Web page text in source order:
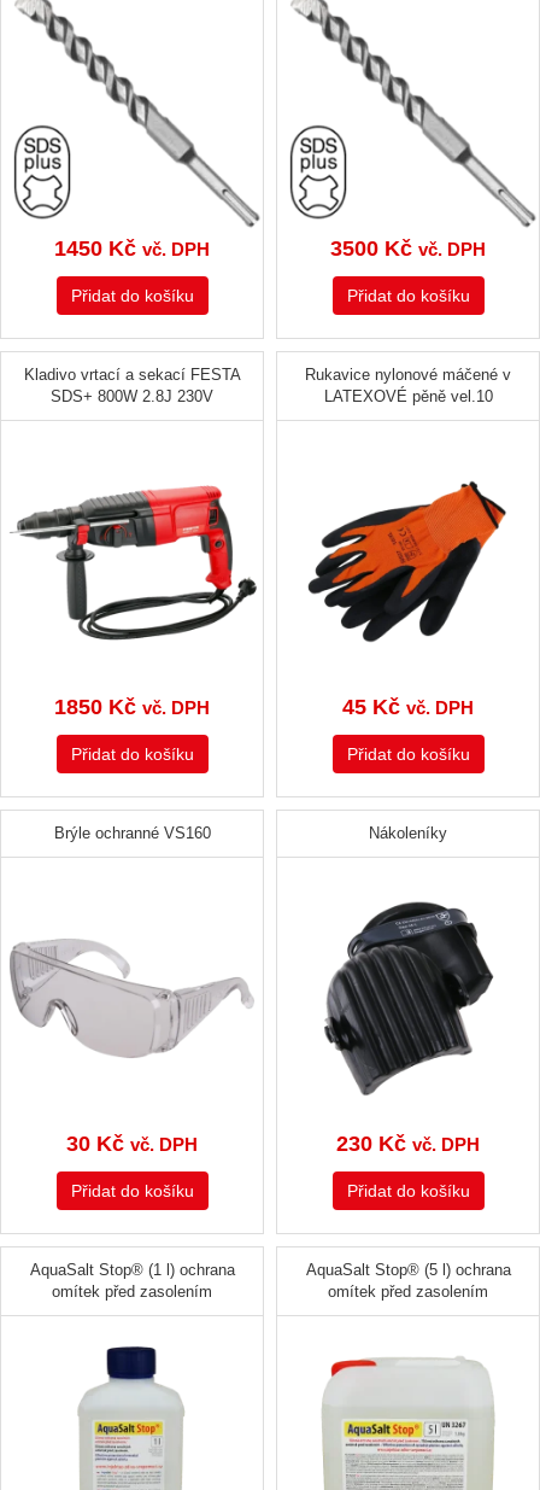
1450 Kč vč. DPH
Přidat do košíku
3500 Kč vč. DPH
Přidat do košíku
Kladivo vrtací a sekací FESTA
SDS+ 800W 2.8J 230V
1850 Kč vč. DPH
Přidat do košíku
Rukavice nylonové máčené v
LATEXOVÉ pěně vel.10
45 Kč vč. DPH
Přidat do košíku
Brýle ochranné VS160
30 Kč vč. DPH
Přidat do košíku
Nákoleníky
230 Kč vč. DPH
Přidat do košíku
AquaSalt Stop® (1 l) ochrana
omítek před zasolením
AquaSalt Stop® (5 l) ochrana
omítek před zasolením